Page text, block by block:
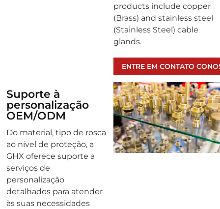
products include copper
(Brass) and stainless steel
(Stainless Steel) cable
glands.
ENTRE EM CONTATO
Suporte à
personalização
OEM/ODM
Do material, tipo de rosca
ao nível de proteção, a
GHX oferece suporte a
serviços de
personalização
detalhados para atender
às suas necessidades